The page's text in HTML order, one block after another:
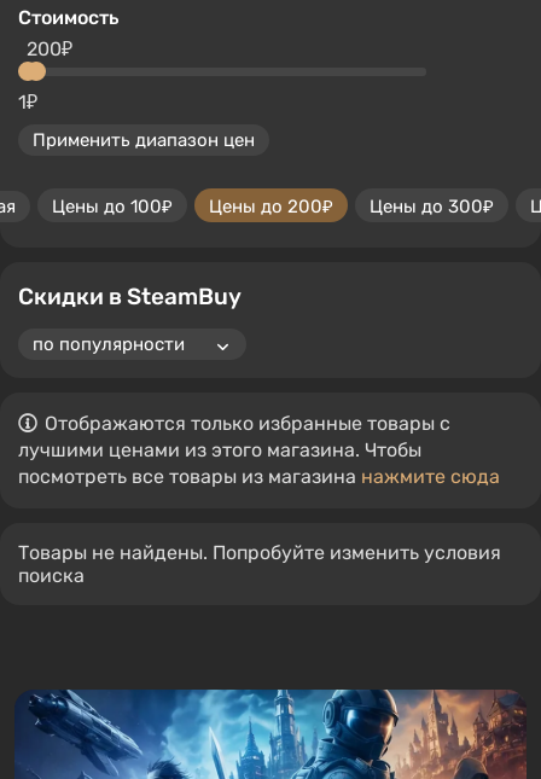
Стоимость
1₽
200₽
Применить диапазон цен
Цены до 100₽ Цены до 200₽ Цены до 300₽
Скидки в SteamBuy
Отображаются только избранные товары с
лучшими ценами из этого магазина. Чтобы
посмотреть все товары из магазина нажмите сюда
Товары не найдены. Попробуйте изменить условия
поиска